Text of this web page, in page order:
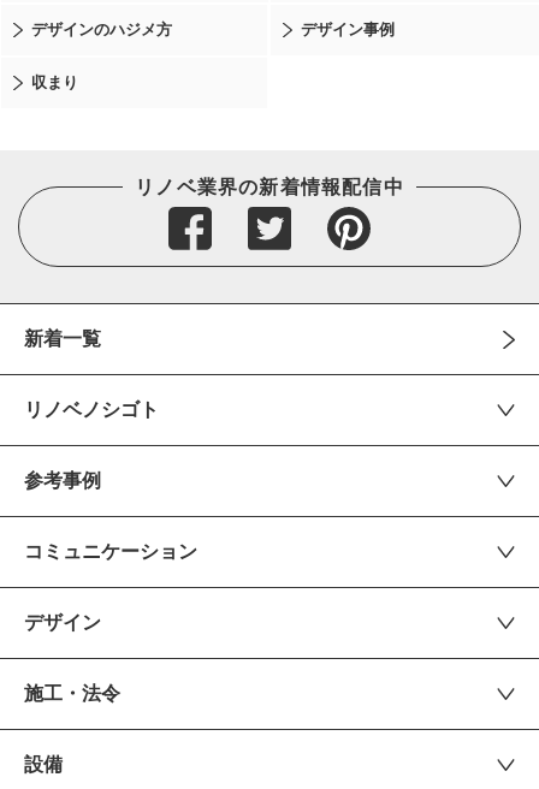
デザインのハジメ方 デザイン事例
収まり
リノベ業界の新着情報配信中
新着一覧
リノベノシゴト
参考事例
コミュニケーション
デザイン
施工・法令
設備